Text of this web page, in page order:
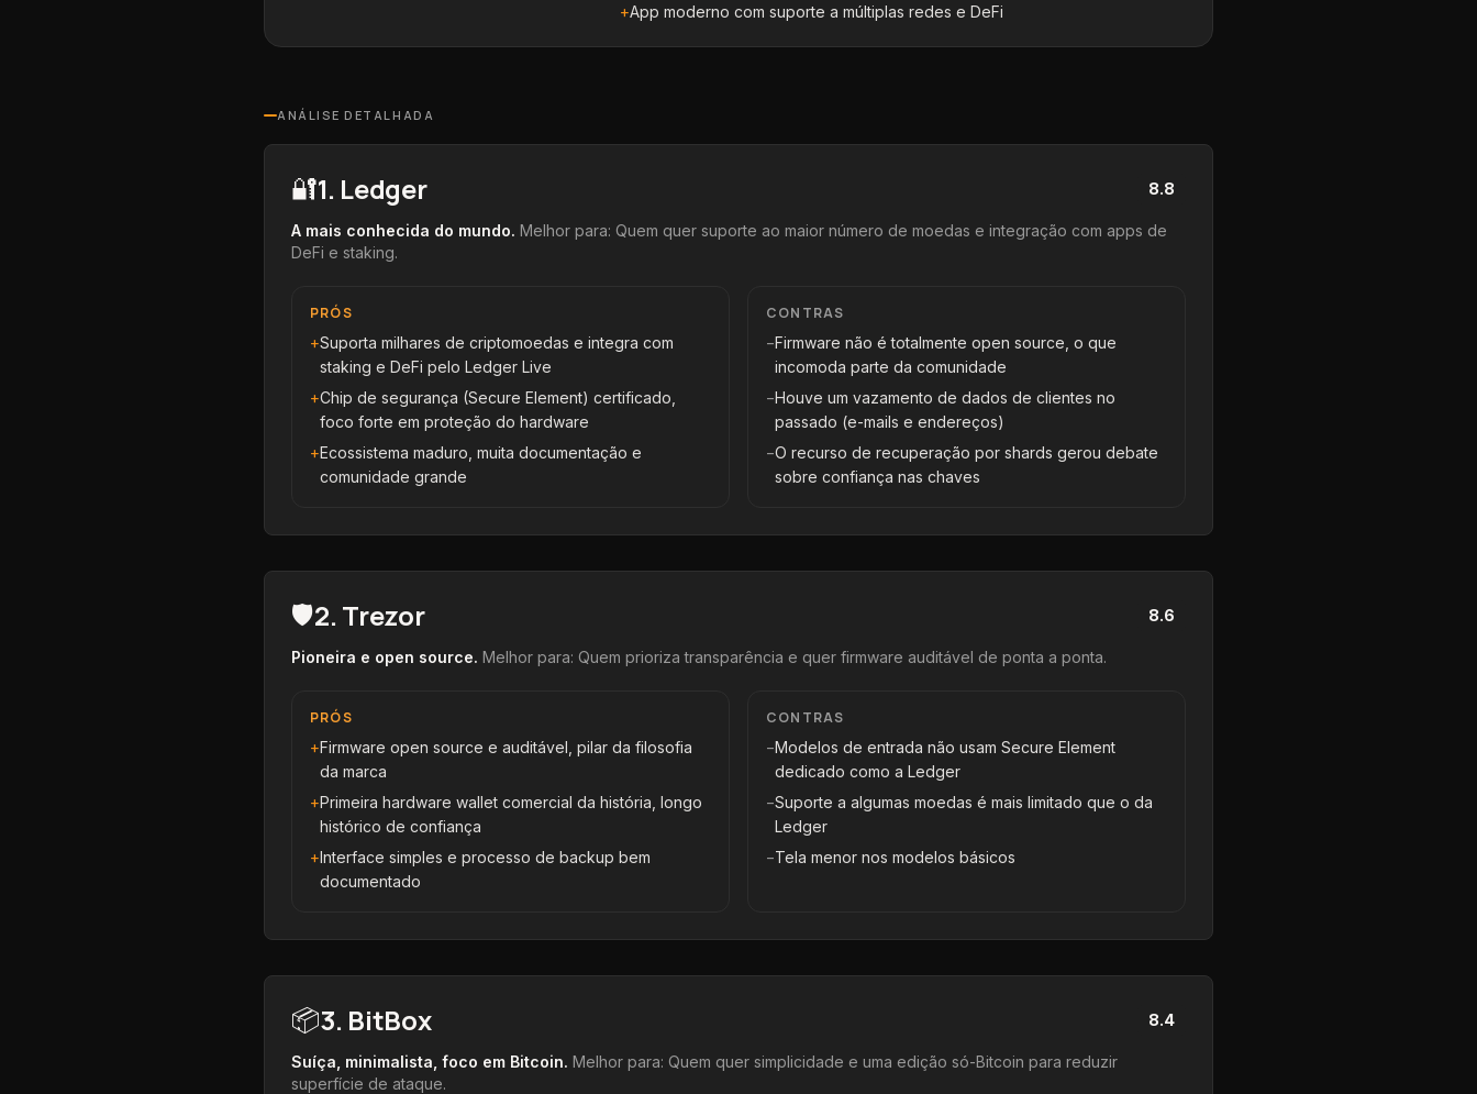
+App moderno com suporte a múltiplas redes e DeFi
ANÁLISE DETALHADA
🔐1. Ledger 8.8
A mais conhecida do mundo. Melhor para: Quem quer suporte ao maior número de moedas e integração com apps de
DeFi e staking.
PRÓS
+Suporta milhares de criptomoedas e integra com
staking e DeFi pelo Ledger Live
+Chip de segurança (Secure Element) certificado,
foco forte em proteção do hardware
+Ecossistema maduro, muita documentação e
comunidade grande
CONTRAS
−Firmware não é totalmente open source, o que
incomoda parte da comunidade
−Houve um vazamento de dados de clientes no
passado (e-mails e endereços)
−O recurso de recuperação por shards gerou debate
sobre confiança nas chaves
🛡️2. Trezor 8.6
Pioneira e open source. Melhor para: Quem prioriza transparência e quer firmware auditável de ponta a ponta.
PRÓS
+Firmware open source e auditável, pilar da filosofia
da marca
+Primeira hardware wallet comercial da história, longo
histórico de confiança
+Interface simples e processo de backup bem
documentado
CONTRAS
−Modelos de entrada não usam Secure Element
dedicado como a Ledger
−Suporte a algumas moedas é mais limitado que o da
Ledger
−Tela menor nos modelos básicos
📦3. BitBox 8.4
Suíça, minimalista, foco em Bitcoin. Melhor para: Quem quer simplicidade e uma edição só-Bitcoin para reduzir
superfície de ataque.